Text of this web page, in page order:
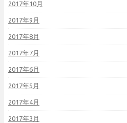
2017年10月
2017年9月
2017年8月
2017年7月
2017年6月
2017年5月
2017年4月
2017年3月